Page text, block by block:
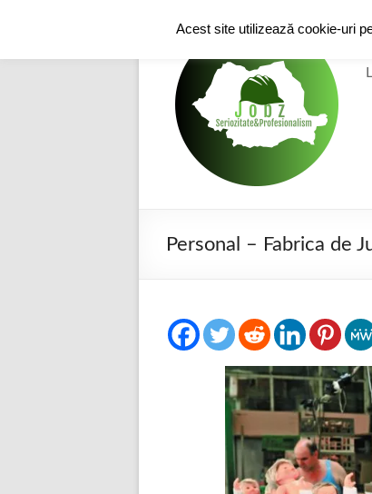
Personal – Fabrica de
Acest site utilizează cookie-uri